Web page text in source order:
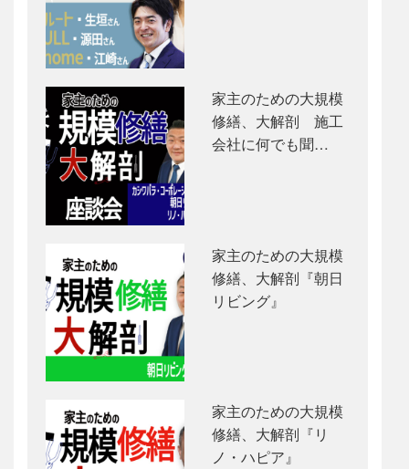
家主のための大規模
修繕、大解剖 施工
会社に何でも聞…
家主のための大規模
修繕、大解剖『朝日
リビング』
家主のための大規模
修繕、大解剖『リ
ノ・ハピア』